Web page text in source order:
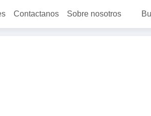
Contactanos Sobre nosotros